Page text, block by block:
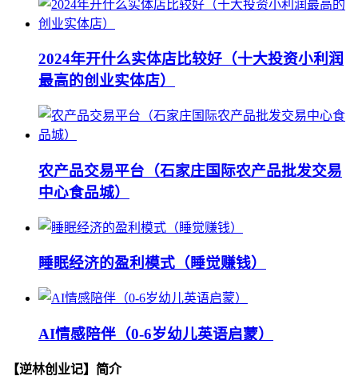
2024年开什么实体店比较好（十大投资小利润
最高的创业实体店）
农产品交易平台（石家庄国际农产品批发交易
中心食品城）
睡眠经济的盈利模式（睡觉赚钱）
AI情感陪伴（0-6岁幼儿英语启蒙）
【逆林创业记】简介